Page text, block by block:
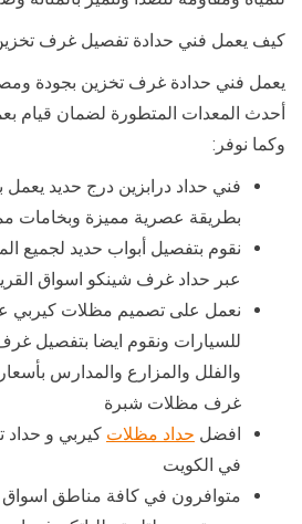
كيف يعمل فني حدادة تفصيل غرف
يعمل فني حدادة غرف تخزين بجودة
أحدث المعدات المتطورة لضمان قيام
وكما نوفر:
فني حداد درابزين درج حديد
بطريقة عصرية مميزة وبخامات
نقوم بتفصيل أبواب حديد لجميع
عبر حداد غرف شينكو اسواق
نعمل على تصميم مظلات كيربي
للسيارات ونقوم ايضا بتفصيل
والفلل والمزارع والمدارس
غرف مظلات شبرة
افضل حداد مظلات كيربي و
في الكويت
متوافرون في كافة مناطق اسواق